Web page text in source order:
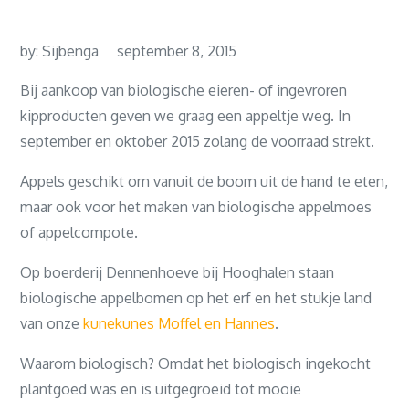
by:Sijbenga september 8, 2015
Bij aankoop van biologische eieren- of ingevroren
kipproducten geven we graag een appeltje weg. In
september en oktober 2015 zolang de voorraad strekt.
Appels geschikt om vanuit de boom uit de hand te eten,
maar ook voor het maken van biologische appelmoes
of appelcompote.
Op boerderij Dennenhoeve bij Hooghalen staan
biologische appelbomen op het erf en het stukje land
van onzekunekunes Moffel en Hannes.
Waarom biologisch? Omdat het biologisch ingekocht
plantgoed was en is uitgegroeid tot mooie